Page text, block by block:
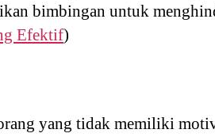
bimbingan untuk
Efektif)
yang tidak memiliki